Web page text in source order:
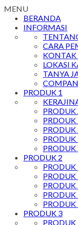
MENU
BERANDA
INFORMASI
CARA
LOKASI
TANYA
PRODUK 1
PRODUK
PRDOUK
PRODUK
PRODUK
PRODUK 2
PRODUK 3